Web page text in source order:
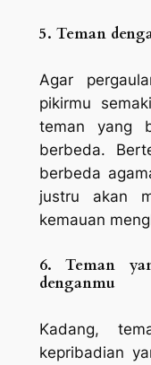
5. Teman
Agar
pikirmu
teman yang
berbeda.
berbeda
justru akan
kemauan
6. Teman
denganmu
Kadang,
kepribadian